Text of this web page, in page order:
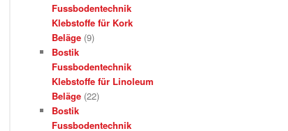
Fussbodentechnik
Klebstoffe für Kork
Beläge (9)
Bostik
Fussbodentechnik
Klebstoffe für Linoleum
Beläge (22)
Bostik
Fussbodentechnik